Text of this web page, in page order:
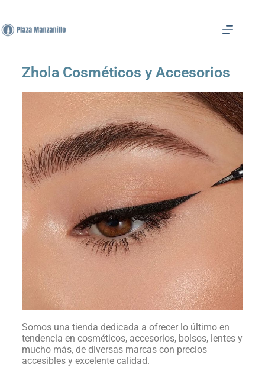
Zhola Cosméticos y Accesorios
Somos una tienda dedicada a ofrecer lo último en
tendencia en cosméticos, accesorios, bolsos, lentes y
mucho más, de diversas marcas con precios
accesibles y excelente calidad.